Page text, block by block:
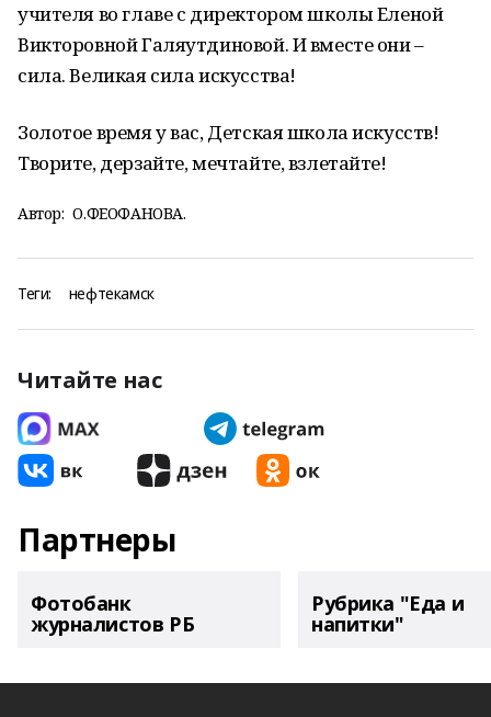
учителя во главе с директором школы Еленой
Викторовной Галяутдиновой. И вместе они –
сила. Великая сила искусства!
Золотое время у вас, Детская школа искусств!
Творите, дерзайте, мечтайте, взлетайте!
Автор: О.ФЕОФАНОВА.
Теги: нефтекамск
Читайте нас
Партнеры
Фотобанк
журналистов РБ
Рубрика "Еда и
напитки"